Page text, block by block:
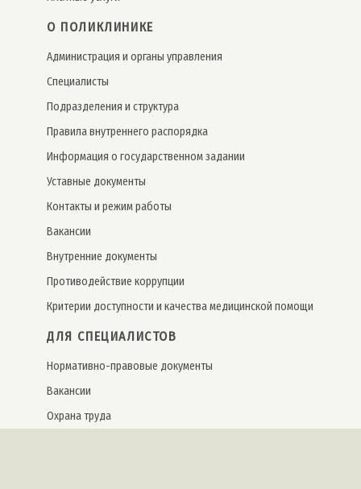
О ПОЛИКЛИНИКЕ
Администрация и органы управления
Специалисты
Подразделения и структура
Правила внутреннего распорядка
Информация о государственном задании
Уставные документы
Контакты и режим работы
Вакансии
Внутренние документы
Противодействие коррупции
Критерии доступности и качества медицинской помощи
ДЛЯ СПЕЦИАЛИСТОВ
Нормативно-правовые документы
Вакансии
Охрана труда